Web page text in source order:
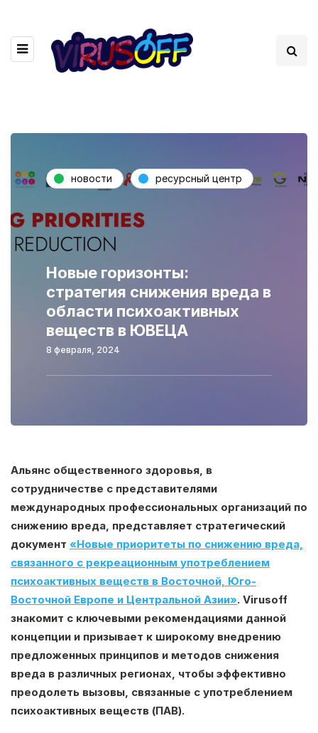
новости ресурсный центр
Новые горизонты:
стратегия снижения вреда в
области психоактивных
веществ в ЮВЕЦА
8 февраля, 2024
Альянс общественного здоровья, в
сотрудничестве с представителями
международных профессиональных организаций по
снижению вреда, представляет стратегический
документ «Новые приоритеты по снижению вреда,
связанного с рекреационным употреблением
психоактивных веществ в Восточной, Юго-
Восточной Европе и Центральной Азии». Virusoff
знакомит с ключевыми рекомендациями данной
концепции и призывает к широкому внедрению
предложенных принципов и методов снижения
вреда в различных регионах, чтобы эффективно
преодолеть вызовы, связанные с употреблением
психоактивных веществ (ПАВ).